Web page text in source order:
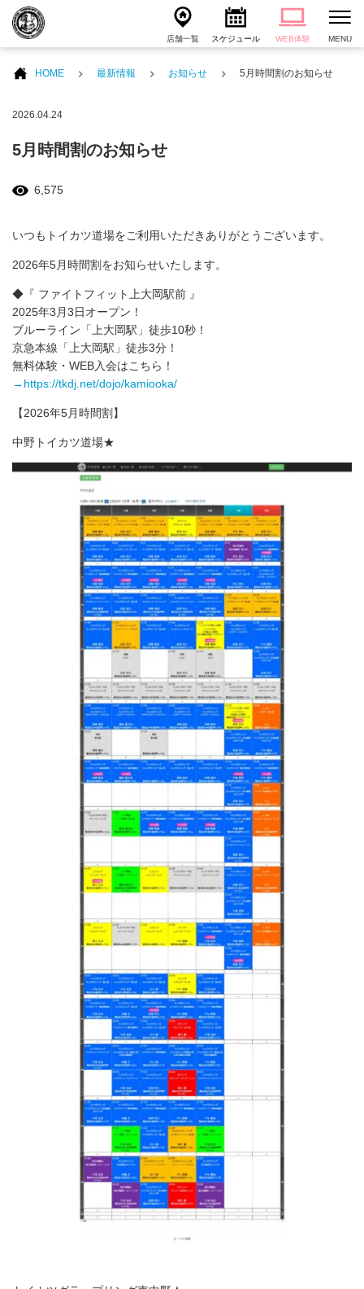
店舗一覧 スケジュール WEB体験 MENU
HOME 最新情報 お知らせ 5月時間割のお知らせ
2026.04.24
5月時間割のお知らせ
6,575
いつもトイカツ道場をご利用いただきありがとうございます。
2026年5月時間割をお知らせいたします。
◆『 ファイトフィット上大岡駅前 』
2025年3月3日オープン！
ブルーライン「上大岡駅」徒歩10秒！
京急本線「上大岡駅」徒歩3分！
無料体験・WEB入会はこちら！
→https://tkdj.net/dojo/kamiooka/
【2026年5月時間割】
中野トイカツ道場★